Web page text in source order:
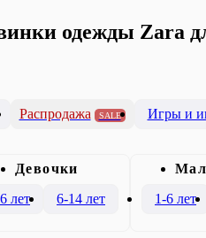
одежды Zara
Распродажа SALE Игры и
Девочки
лет
6-14 лет
1-6 лет